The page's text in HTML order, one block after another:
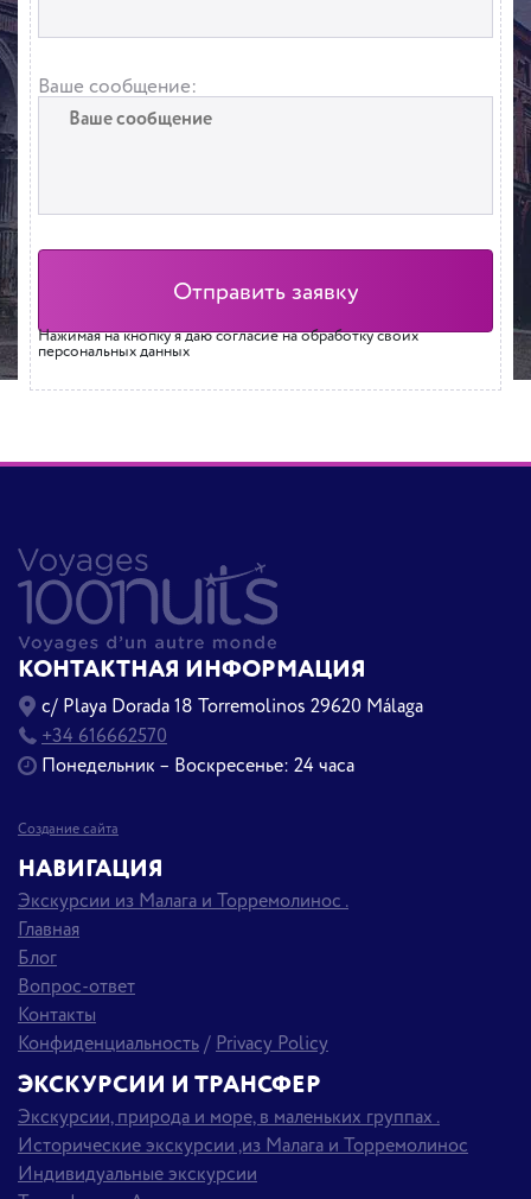
Ваше сообщение:
Нажимая на кнопку я даю согласие на обработку своих
персональных данных
КОНТАКТНАЯ ИНФОРМАЦИЯ
c/ Playa Dorada 18 Torremolinos 29620 Málaga
+34 616662570
Понедельник – Воскресенье: 24 часа
Создание сайта
НАВИГАЦИЯ
Экскурсии из Малага и Торремолинос .
Главная
Блог
Вопрос-ответ
Контакты
Конфиденциальность / Privacy Policy
ЭКСКУРСИИ И ТРАНСФЕР
Экскурсии, природа и море, в маленьких группах .
Исторические экскурсии ,из Малага и Торремолинос
Индивидуальные экскурсии